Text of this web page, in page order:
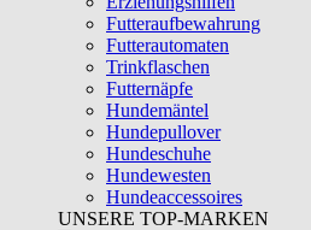
Futteraufbewahrung
Futterautomaten
Trinkflaschen
Futternäpfe
Hundemäntel
Hundepullover
Hundeschuhe
Hundewesten
Hundeaccessoires
UNSERE TOP-MARKEN